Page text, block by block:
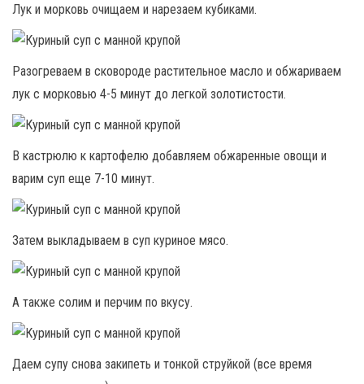
Лук и морковь очищаем и нарезаем кубиками.
Разогреваем в сковороде растительное масло и обжариваем
лук с морковью 4-5 минут до легкой золотистости.
В кастрюлю к картофелю добавляем обжаренные овощи и
варим суп еще 7-10 минут.
Затем выкладываем в суп куриное мясо.
А также солим и перчим по вкусу.
Даем супу снова закипеть и тонкой струйкой (все время